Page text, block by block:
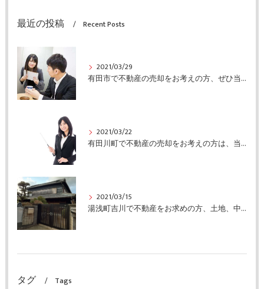
最近の投稿 Recent Posts
2021/03/29
有田市で不動産の売却をお考えの方、ぜひ当社にご連絡ください
2021/03/22
有田川町で不動産の売却をお考えの方は、当社にご連絡ください
2021/03/15
湯浅町吉川で不動産をお求めの方、土地、中古住宅情報有ります
タグ Tags